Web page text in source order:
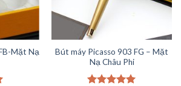
Mặt Nạ
Bút máy Picasso 903 FG – Mặt
Nạ Châu Phi